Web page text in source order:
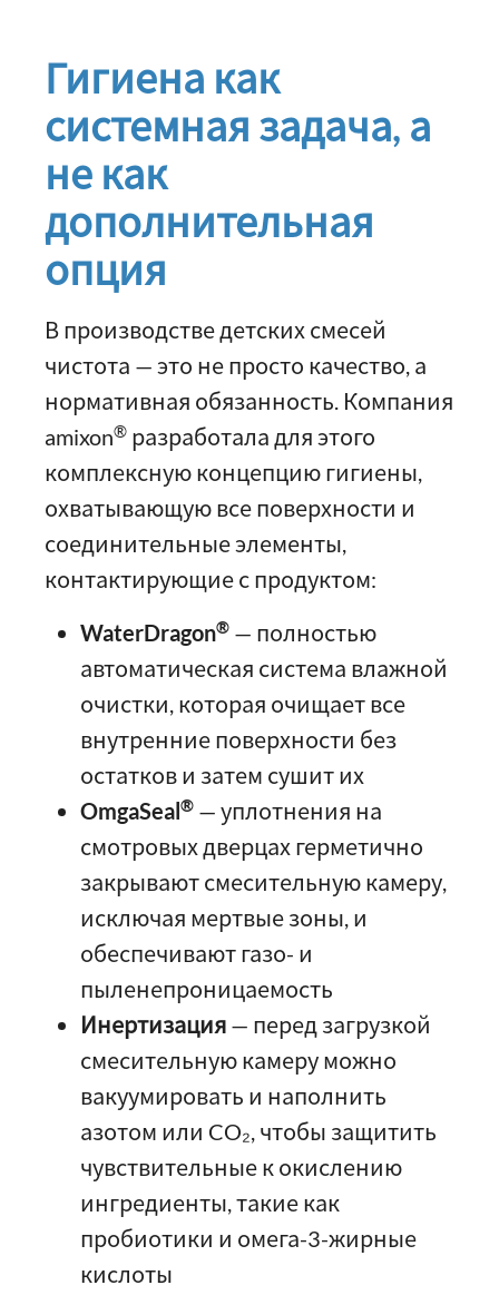
Гигиена как
системная задача, а
не как
дополнительная
опция
В производстве детских смесей
чистота — это не просто качество, а
нормативная обязанность. Компания
amixon® разработала для этого
комплексную концепцию гигиены,
охватывающую все поверхности и
соединительные элементы,
контактирующие с продуктом:
WaterDragon® — полностью
автоматическая система влажной
очистки, которая очищает все
внутренние поверхности без
остатков и затем сушит их
OmgaSeal® — уплотнения на
смотровых дверцах герметично
закрывают смесительную камеру,
исключая мертвые зоны, и
обеспечивают газо- и
пыленепроницаемость
Инертизация — перед загрузкой
смесительную камеру можно
вакуумировать и наполнить
азотом или CO₂, чтобы защитить
чувствительные к окислению
ингредиенты, такие как
пробиотики и омега-3-жирные
кислоты